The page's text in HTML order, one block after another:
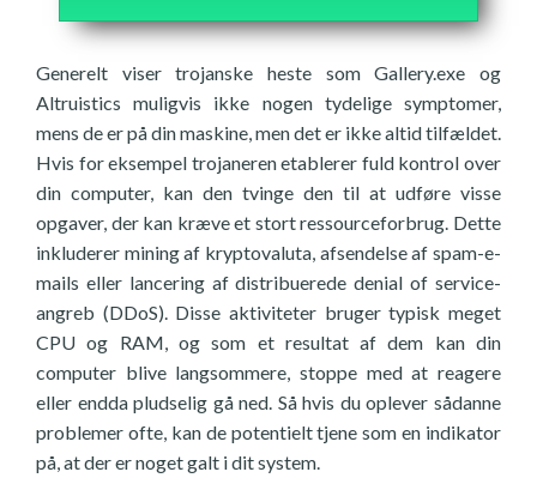
Generelt viser trojanske heste som Gallery.exe og
Altruistics muligvis ikke nogen tydelige symptomer,
mens de er på din maskine, men det er ikke altid tilfældet.
Hvis for eksempel trojaneren etablerer fuld kontrol over
din computer, kan den tvinge den til at udføre visse
opgaver, der kan kræve et stort ressourceforbrug. Dette
inkluderer mining af kryptovaluta, afsendelse af spam-e-
mails eller lancering af distribuerede denial of service-
angreb (DDoS). Disse aktiviteter bruger typisk meget
CPU og RAM, og som et resultat af dem kan din
computer blive langsommere, stoppe med at reagere
eller endda pludselig gå ned. Så hvis du oplever sådanne
problemer ofte, kan de potentielt tjene som en indikator
på, at der er noget galt i dit system.